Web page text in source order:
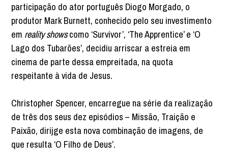
participação do ator português Diogo Morgado, o
produtor Mark Burnett, conhecido pelo seu investimento
em reality showscomo ‘Survivor’, ‘The Apprentice’ e ‘O
Lago dos Tubarões’, decidiu arriscar a estreia em
cinema de parte dessa empreitada, na quota
respeitante à vida de Jesus.
Christopher Spencer, encarregue na série da realização
de três dos seus dez episódios – Missão, Traição e
Paixão, dirijge esta nova combinação de imagens, de
que resulta ‘O Filho de Deus’.